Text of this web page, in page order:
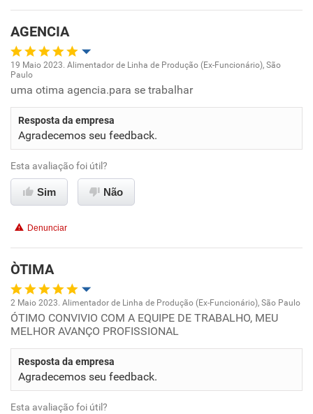
AGENCIA
Oportunidade de promoção
Ambiente de trabalho
Conciliação com a vida familiar
Benefícios
19 Maio 2023. Alimentador de Linha de Produção (Ex-Funcionário), São
Paulo
uma otima agencia.para se trabalhar
Resposta da empresa
Agradecemos seu feedback.
Esta avaliação foi útil?
Sim Não
Denunciar
ÒTIMA
Oportunidade de promoção
Conciliação com a vida familiar
2 Maio 2023. Alimentador de Linha de Produção (Ex-Funcionário), São Paulo
ÓTIMO CONVIVIO COM A EQUIPE DE TRABALHO, MEU
MELHOR AVANÇO PROFISSIONAL
Resposta da empresa
Agradecemos seu feedback.
Esta avaliação foi útil?